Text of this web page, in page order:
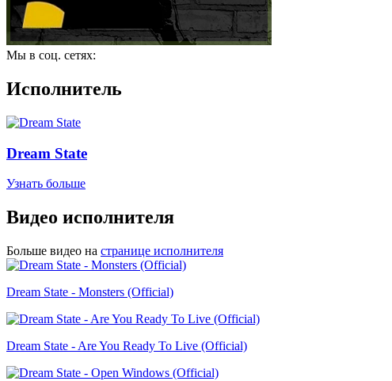
Мы в соц. сетях:
Исполнитель
Dream State
Узнать больше
Видео исполнителя
Больше видео на странице исполнителя
Dream State - Monsters (Official)
Dream State - Are You Ready To Live (Official)